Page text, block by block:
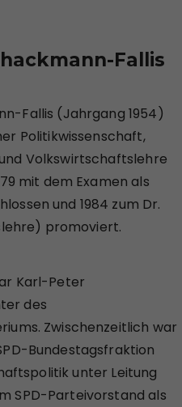
Fallis
Fallis (Jahrgang 1954)
Politikwissenschaft,
Volkswirtschaftslehre
mit dem Examen als
und 1984 zum Dr.
promoviert.
Karl-Peter
des
Zwischenzeitlich war
Bundestagsfraktion
unter Leitung
SPD-Parteivorstand als